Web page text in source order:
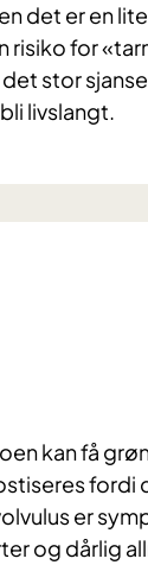
det er en
risiko for
stor
livslangt.
kan få
fordi
er
og dårlig